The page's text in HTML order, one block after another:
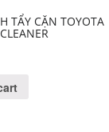
TẨY CẶN TOYOTA